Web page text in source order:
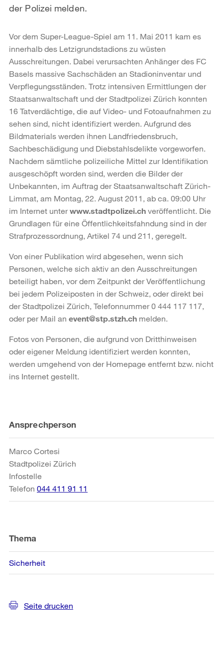
der Polizei melden.
Vor dem Super-League-Spiel am 11. Mai 2011 kam es
innerhalb des Letzigrundstadions zu wüsten
Ausschreitungen. Dabei verursachten Anhänger des FC
Basels massive Sachschäden an Stadioninventar und
Verpflegungsständen. Trotz intensiven Ermittlungen der
Staatsanwaltschaft und der Stadtpolizei Zürich konnten
16 Tatverdächtige, die auf Video- und Fotoaufnahmen zu
sehen sind, nicht identifiziert werden. Aufgrund des
Bildmaterials werden ihnen Landfriedensbruch,
Sachbeschädigung und Diebstahlsdelikte vorgeworfen.
Nachdem sämtliche polizeiliche Mittel zur Identifikation
ausgeschöpft worden sind, werden die Bilder der
Unbekannten, im Auftrag der Staatsanwaltschaft Zürich-
Limmat, am Montag, 22. August 2011, ab ca. 09:00 Uhr
im Internet unterwww.stadtpolizei.ch veröffentlicht. Die
Grundlagen für eine Öffentlichkeitsfahndung sind in der
Strafprozessordnung, Artikel 74 und 211, geregelt.
Von einer Publikation wird abgesehen, wenn sich
Personen, welche sich aktiv an den Ausschreitungen
beteiligt haben, vor dem Zeitpunkt der Veröffentlichung
bei jedem Polizeiposten in der Schweiz, oder direkt bei
der Stadtpolizei Zürich, Telefonnummer 0 444 117 117,
oder per Mail an event@stp.stzh.ch melden.
Fotos von Personen, die aufgrund von Dritthinweisen
oder eigener Meldung identifiziert werden konnten,
werden umgehend von der Homepage entfernt bzw. nicht
ins Internet gestellt.
Weitere
Informationen
Ansprechperson
Marco Cortesi
Stadtpolizei Zürich
Infostelle
Telefon 044 411 91 11
Thema
Sicherheit
Seite drucken